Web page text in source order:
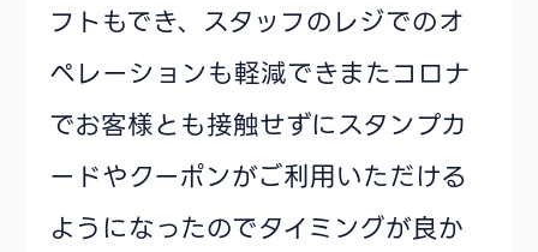
フトもでき、スタッフのレジでのオ
ペレーションも軽減できまたコロナ
でお客様とも接触せずにスタンプカ
ードやクーポンがご利用いただける
ようになったのでタイミングが良か